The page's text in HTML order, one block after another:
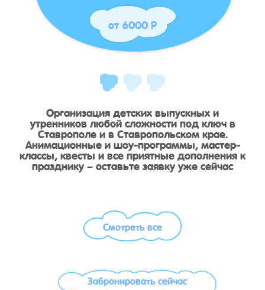
от 6000 Р
Организация детских выпускных и
утренников любой сложности под ключ в
Ставрополе и в Ставропольском крае.
Анимационные и шоу-программы, мастер-
классы, квесты и все приятные дополнения к
празднику – оставьте заявку уже сейчас
Смотреть все
Забронировать сейчас